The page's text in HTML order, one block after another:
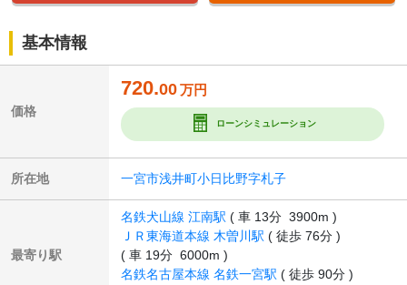
基本情報
価格
720.00 万円
ローンシミュレーション
所在地 一宮市浅井町小日比野字札子
最寄り駅
名鉄犬山線 江南駅 ( 車 13分 3900m )
ＪＲ東海道本線 木曽川駅 ( 徒歩 76分 )
( 車 19分 6000m )
名鉄名古屋本線 名鉄一宮駅 ( 徒歩 90分 )